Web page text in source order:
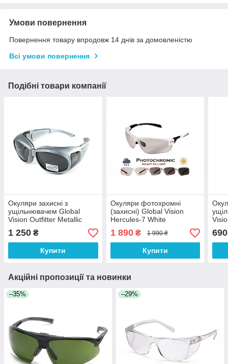
Умови повернення
Повернення товару впродовж 14 днів за домовленістю
Всі умови повернення
Подібні товари компанії
Окуляри захисні з
ущільнювачем Global
Vision Outfitter Metallic
(gray) Anti-Fog, чорні в
сірій оправі
1 250 ₴
Купити
Окуляри фотохромні
(захисні) Global Vision
Hercules-7 White
Photochromic (clear),
фотохромні прозорі в білій
оправі
1 890₴ 1 990 ₴
Купити
690
Акційні пропозиції та новинки
–35% –29%